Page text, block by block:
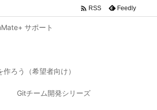
サポート
ろう（希望者向け）
Gitチーム開発シリーズ
 RSS Feedly